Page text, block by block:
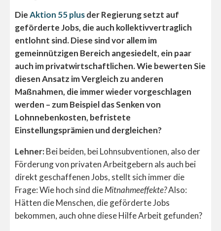
DieAktion 55 plusder Regierung setzt auf
geförderte Jobs, die auch kollektivvertraglich
entlohnt sind. Diese sind vor allem im
gemeinnützigen Bereich angesiedelt, ein paar
auch im privatwirtschaftlichen. Wie bewerten Sie
diesen Ansatz im Vergleich zu anderen
Maßnahmen, die immer wieder vorgeschlagen
werden – zum Beispiel das Senken von
Lohnnebenkosten, befristete
Einstellungsprämien und dergleichen?
Lehner:Bei beiden, bei Lohnsubventionen, also der
Förderung von privaten Arbeitgebern als auch bei
direkt geschaffenen Jobs, stellt sich immer die
Frage: Wie hoch sind dieMitnahmeeffekte?Also:
Hätten die Menschen, die geförderte Jobs
bekommen, auch ohne diese Hilfe Arbeit gefunden?